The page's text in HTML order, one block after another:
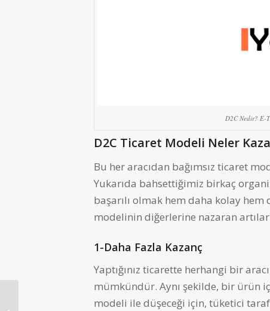
D2C Nedir? E-
D2C Ticaret Modeli Neler
Bu her aracıdan bağımsız ticaret
Yukarıda bahsettiğimiz birkaç
başarılı olmak hem daha kolay hem
modelinin diğerlerine nazaran
1-Daha Fazla Kazanç
Yaptığınız ticarette herhangi bir
mümkündür. Aynı şekilde, bir ürün
modeli ile düşeceği için, tüketici
Magento Terk Edilen